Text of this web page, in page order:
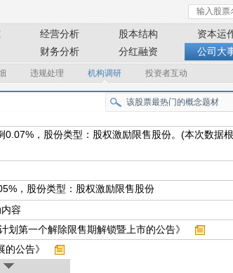
经营分析 股本结构 资本运
财务分析 分红融资 公司大
违规处理 机构调研 投资者互动
，股份类型：股权激励限售股份。(本次数据
，股份类型：股权激励限售股份
容
划第一个解除限售期解锁暨上市的公告》
公告》